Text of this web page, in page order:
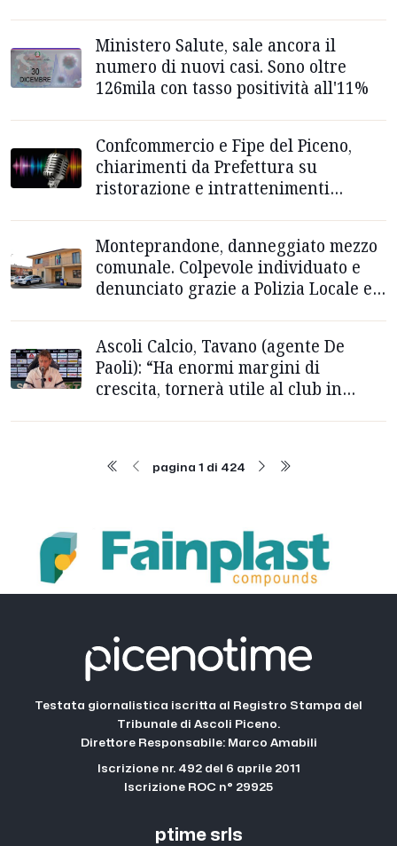
Ministero Salute, sale ancora il
numero di nuovi casi. Sono oltre
126mila con tasso positività all'11%
Confcommercio e Fipe del Piceno,
chiarimenti da Prefettura su
ristorazione e intrattenimenti
Monteprandone, danneggiato mezzo
comunale. Colpevole individuato e
denunciato grazie a Polizia Locale e
Ascoli Calcio, Tavano (agente De
Paoli): “Ha enormi margini di
crescita, tornerà utile al club in
pagina 1 di 424
Testata giornalistica iscritta al Registro Stampa del
Tribunale di Ascoli Piceno.
Direttore Responsabile: Marco Amabili
Iscrizione nr. 492 del 6 aprile 2011
Iscrizione ROC n° 29925
ptime srls